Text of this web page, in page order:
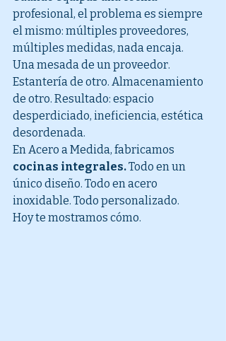
profesional, el problema es siempre
el mismo: múltiples proveedores,
múltiples medidas, nada encaja.
Una mesada de un proveedor.
Estantería de otro. Almacenamiento
de otro. Resultado: espacio
desperdiciado, ineficiencia, estética
desordenada.
En Acero a Medida, fabricamos
cocinas integrales. Todo en un
único diseño. Todo en acero
inoxidable. Todo personalizado.
Hoy te mostramos cómo.